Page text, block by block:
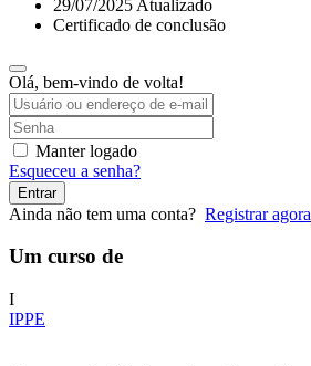
29/07/2025 Atualizado
Certificado de conclusão
Olá, bem-vindo de volta!
Manter logado
Esqueceu a senha?
Entrar
Ainda não tem uma conta? Registrar agora
Um curso de
I
IPPE